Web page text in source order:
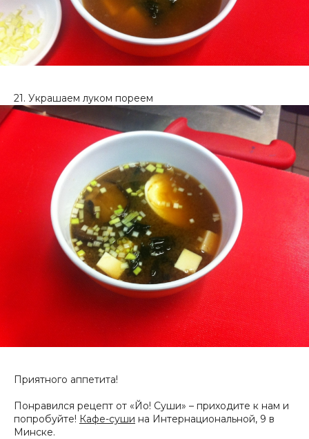
21. Украшаем луком пореем
Приятного аппетита!
Понравился рецепт от «Йо! Суши» – приходите к нам и
попробуйте! Кафе-суши на Интернациональной, 9 в
Минске.